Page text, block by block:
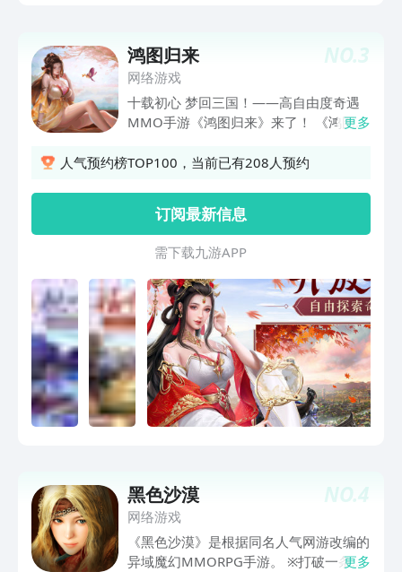
NO.3
鸿图归来
网络游戏
十载初心 梦回三国！——高自由度奇遇
MMO手游《鸿图归来》来了！ 《鸿图归
MMO手游新作，它首次将传统
家自治、大逃杀、非对称竞技以及MOBA
战场等诸多创新玩法。
更多
人气预约榜TOP100，当前已有208人预约
订阅最新信息
需 下 载 九 游 A P P
NO.4
黑色沙漠
网络游戏
《黑色沙漠》是根据同名人气网游改编的
异域魔幻MMORPG手游。 ※打破一条龙
更多